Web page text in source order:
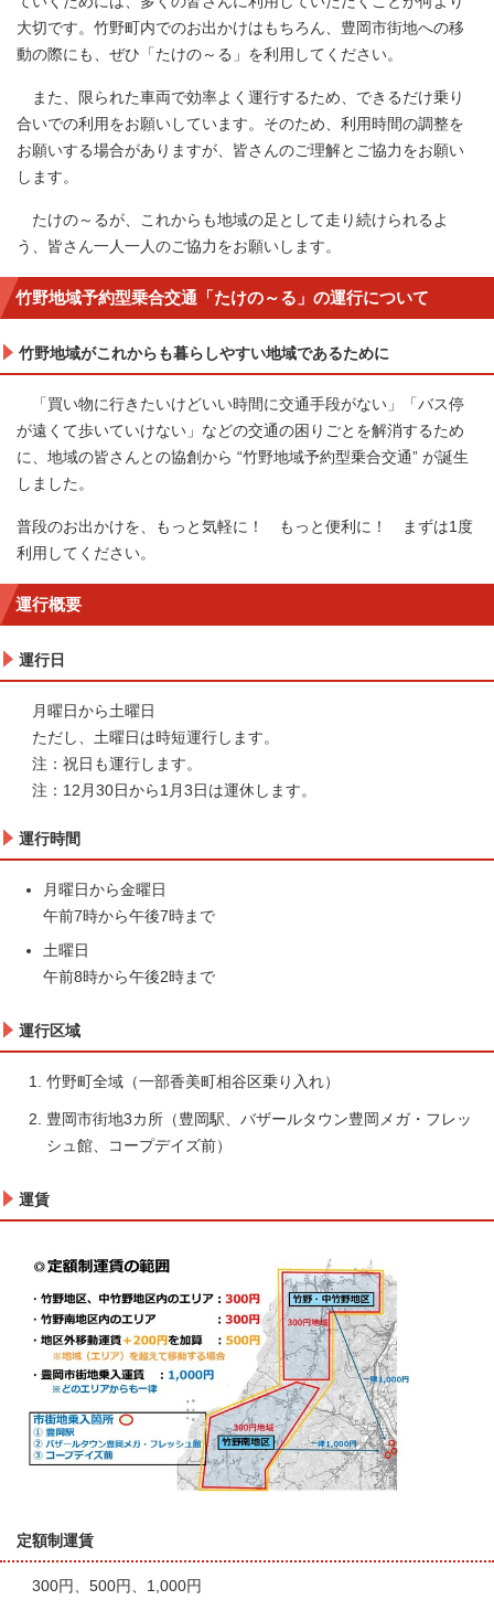
大切です。竹野町内でのお出かけはもちろん、豊岡市街地への移
動の際にも、ぜひ「たけの～る」を利用してください。
また、限られた車両で効率よく運行するため、できるだけ乗り
合いでの利用をお願いしています。そのため、利用時間の調整を
お願いする場合がありますが、皆さんのご理解とご協力をお願い
します。
たけの～るが、これからも地域の足として走り続けられるよ
う、皆さん一人一人のご協力をお願いします。
竹野地域予約型乗合交通「たけの～る」の運行について
竹野地域がこれからも暮らしやすい地域であるために
「買い物に行きたいけどいい時間に交通手段がない」「バス停
が遠くて歩いていけない」などの交通の困りごとを解消するため
に、地域の皆さんとの協創から “竹野地域予約型乗合交通” が誕生
しました。
普段のお出かけを、もっと気軽に！ もっと便利に！ まずは1度
利用してください。
運行概要
運行日
月曜日から土曜日
ただし、土曜日は時短運行します。
注：祝日も運行します。
注：12月30日から1月3日は運休します。
運行時間
月曜日から金曜日
午前7時から午後7時まで
土曜日
午前8時から午後2時まで
運行区域
竹野町全域（一部香美町相谷区乗り入れ）
豊岡市街地3カ所（豊岡駅、バザールタウン豊岡メガ・フレッ
シュ館、コープデイズ前）
運賃
定額制運賃
300円、500円、1,000円